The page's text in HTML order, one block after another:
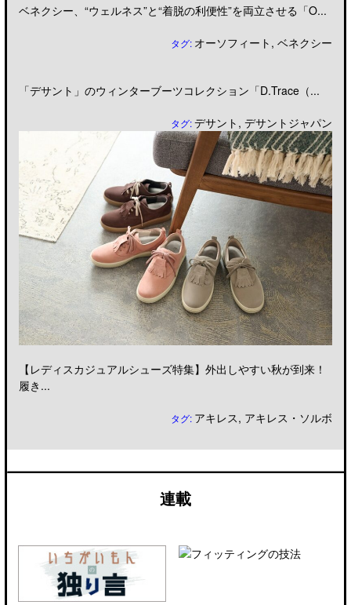
ベネクシー、“ウェルネス”と“着脱の利便性”を両立させる「O...
タグ: オーソフィート ,ベネクシー
「デサント」のウィンターブーツコレクション「D.Trace（...
タグ:デサント ,デサントジャパン
【レディスカジュアルシューズ特集】外出しやすい秋が到来！
履き...
タグ: アキレス, アキレス・ソルボ
連載